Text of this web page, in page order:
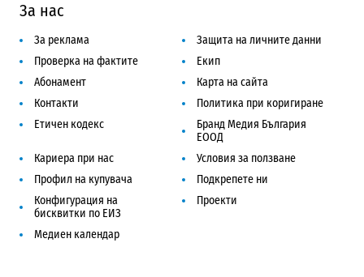
За нас
За реклама
Защита на личните данни
Проверка на фактите
Екип
Абонамент
Карта на сайта
Контакти
Политика при коригиране
Етичен кодекс
Бранд Медия България
ЕООД
Кариера при нас
Условия за ползване
Профил на купувача
Подкрепете ни
Конфигурация на
бисквитки по ЕИЗ
Проекти
Медиен календар